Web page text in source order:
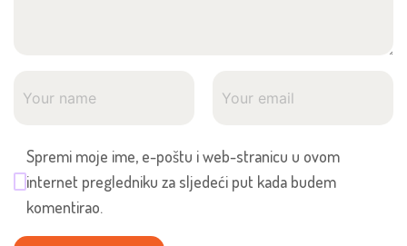
Spremi moje ime, e-poštu i web-stranicu u ovom
internet pregledniku za sljedeći put kada budem
komentirao.